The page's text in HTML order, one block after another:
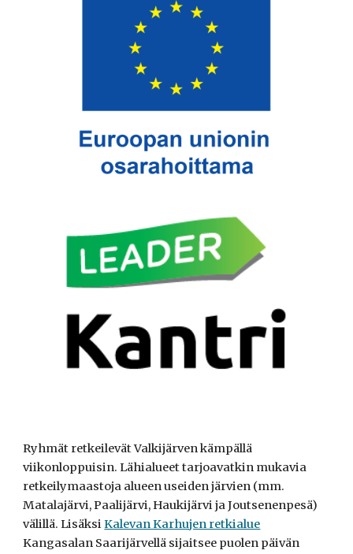
Ryhmät retkeilevät Valkijärven kämpällä
viikonloppuisin. Lähialueet tarjoavatkin mukavia
retkeilymaastoja alueen useiden järvien (mm.
Matalajärvi, Paalijärvi, HaukijärvijaJoutsenenpesä)
välillä. LisäksiKalevan Karhujen retkialue
Kangasalan Saarijärvellä sijaitsee puolen päivän